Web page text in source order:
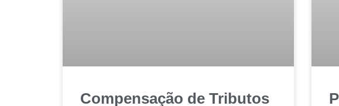
Compensação de Tributos